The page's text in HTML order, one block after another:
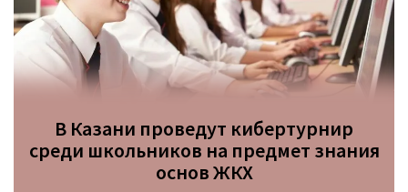
В Казани проведут кибертурнир
среди школьников на предмет знания
основ ЖКХ